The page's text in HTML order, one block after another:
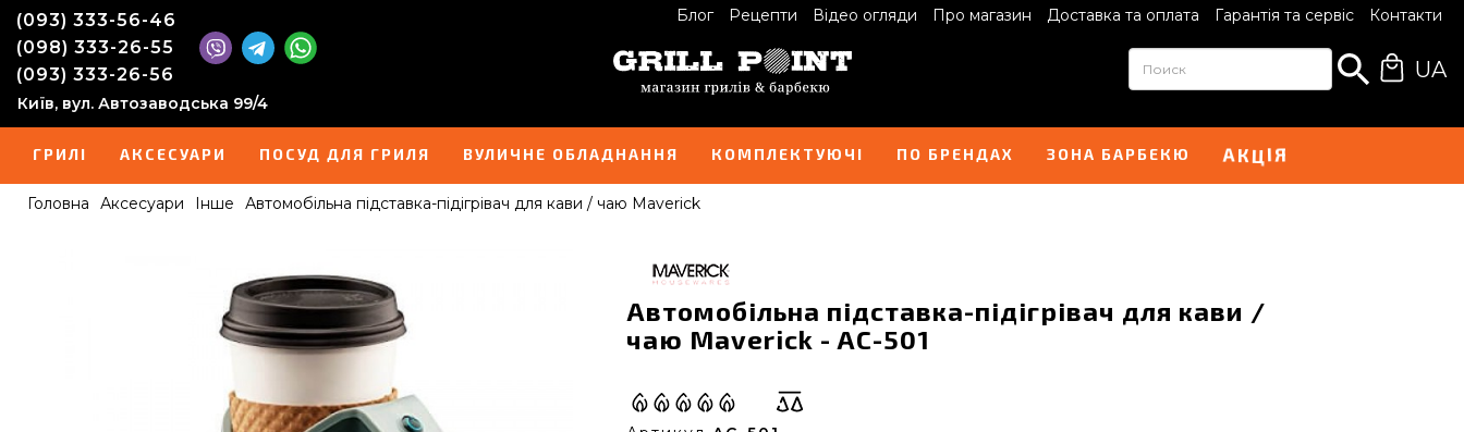
Блог Рецепти Відео огляди Про магазин Доставка та оплата Гарантія та сервіс Контакти
(093) 333-56-46
(098) 333-26-55
(093) 333-26-56
Київ, вул. Автозаводська 99/4
UA
ГРИЛІ АКСЕСУАРИ ПОСУД ДЛЯ ГРИЛЯ ВУЛИЧНЕ ОБЛАДНАННЯ КОМПЛЕКТУЮЧІ ПО БРЕНДАХ ЗОНА БАРБЕКЮ АКЦІЯ
Головна Аксесуари Інше Автомобільна підставка-підігрівач для кави / чаю Maverick
Автомобільна підставка-підігрівач для кави /
чаю Maverick - AC-501